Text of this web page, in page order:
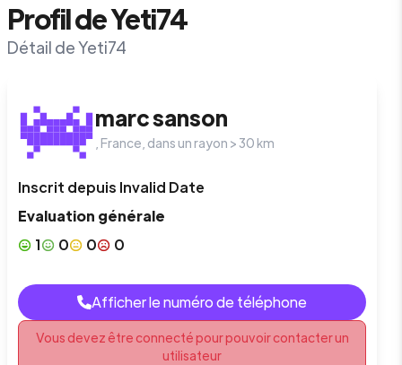
Profil de Yeti74
Détail de Yeti74
marcsanson
France , dans un rayon > 30 km
Inscrit depuis Invalid Date
Evaluation générale
1
0 0 0
Afficher le numéro de téléphone
Vous devez être connecté pour pouvoir contacter un
utilisateur